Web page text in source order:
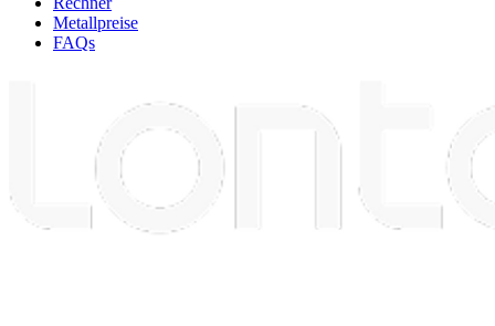
Metallpreise
FAQs